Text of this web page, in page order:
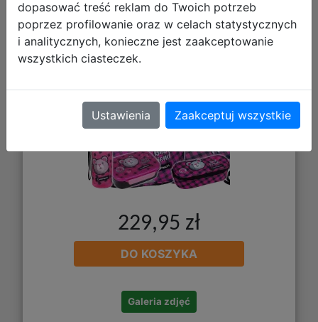
F159959 + Piórnik F062959 +
Z17959 + Z18959
229,95 zł
DO KOSZYKA
Galeria zdjęć
dopasować treść reklam do Twoich potrzeb
poprzez profilowanie oraz w celach statystycznych
i analitycznych, konieczne jest zaakceptowanie
wszystkich ciasteczek.
Ustawienia Zaakceptuj wszystkie